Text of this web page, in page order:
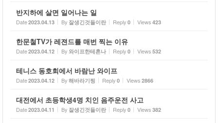
반지하에 살면 일어나는 일
Date2023.04.13 By 잘생긴것들이란 Reply 0 Views 423
한문철TV가 레젼드를 매번 찍는 이유
Date2023.04.12 By 와이프한테혼나 Reply 0 Views 532
테니스 동호회에서 바람난 와이프
Date2023.04.12 By 해바라기찡 Reply 0 Views 2866
대전에서 초등학생4명 치인 음주운전 사고
Date2023.04.11 By 잘생긴것들이란 Reply 0 Views 382